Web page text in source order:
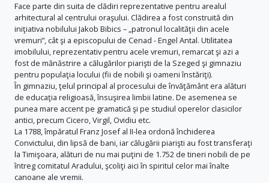
Face parte din suita de clădiri reprezentative pentru arealul
arhitectural al centrului oraşului. Clădirea a fost construită din
iniţiativa nobilului Jakob Bibics – „patronul localităţii din acele
vremuri”, cât şi a episcopului de Cenad - Engel Antal. Utilitatea
imobilului, reprezentativ pentru acele vremuri, remarcat şi azi a
fost de mănăstrire a călugărilor piarişti de la Szeged şi gimnaziu
pentru populaţia locului (fii de nobili şi oameni înstăriţi).
În gimnaziu, ţelul principal al procesului de învăţământ era alături
de educaţia religioasă, însuşirea limbii latine. De asemenea se
punea mare accent pe gramatică şi pe studiul operelor clasicilor
antici, precum Cicero, Virgil, Ovidiu etc.
La 1788, împăratul Franz Josef al II-lea ordonă închiderea
Convictului, din lipsă de bani, iar călugării piarişti au fost transferaţi
la Timişoara, alături de nu mai puţini de 1.752 de tineri nobili de pe
întreg comitatul Aradului, şcoliţi aici în spiritul celor mai înalte
canoane ale vremii.